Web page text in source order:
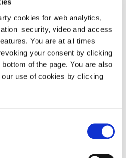
cookies for web analytics,
security, video and access
You are at all times
your consent by clicking
bottom of the page. You are also
use of cookies by clicking
hvilke ønsker
danske
om en ny
email
Print
have mere af? Hvad vil du